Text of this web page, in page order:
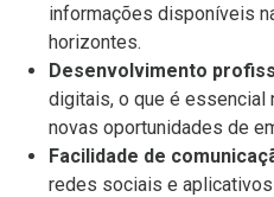
informações disponíveis
horizontes.
Desenvolvimento
digitais, o que é essencial
novas oportunidades de
Facilidade de
redes sociais e